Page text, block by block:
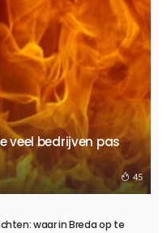
veel bedrijven pas
45
waar in Breda op te